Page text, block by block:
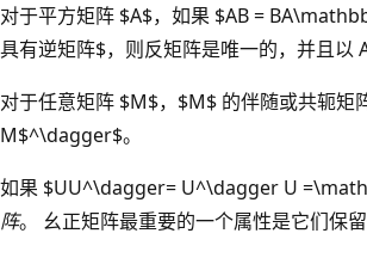
对于平方矩阵 $A$，如果 $AB =
具有逆矩阵$，则反矩阵是唯一的，并且以
对于任意矩阵 $M$，$M$ 的伴随或共轭
M$^\dagger$。
如果 $UU^\dagger= U^\dagger U
阵。 幺正矩阵最重要的一个属性是它们保